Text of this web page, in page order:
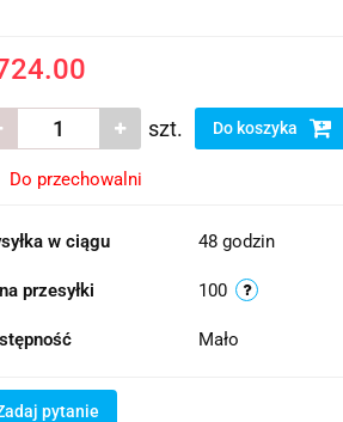
szt. Do koszyka
Do przechowalni
w ciągu 48 godzin
przesyłki 100
Mało
pytanie